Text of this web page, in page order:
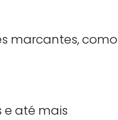
marcantes, como
e até mais